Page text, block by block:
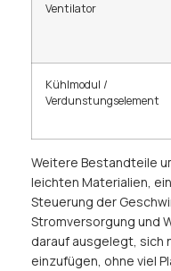
Ventilator
Kühlmodul /
Verdunstungselement
Weitere Bestandteile
leichten Materialien,
Steuerung der
Stromversorgung und
darauf ausgelegt, sich
einzufügen, ohne viel